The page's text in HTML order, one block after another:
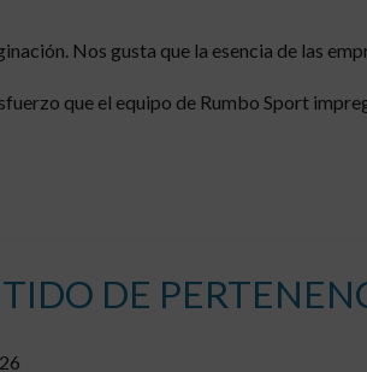
Nos gusta que la esencia de las
que el equipo de Rumbo Sport
DE